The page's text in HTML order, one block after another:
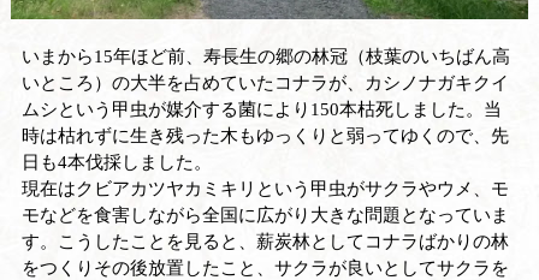
いまから15年ほど前、寿長生の郷の林冠（枝葉のいちばん高
いところ）の大半を占めていたコナラが、カシノナガキクイ
ムシという甲虫が媒介する菌により150本枯死しました。当
時は枯れずに生き残った木もゆっくりと弱ってゆくので、先
日も4本伐採しました。
現在はクビアカツヤカミキリという甲虫がサクラやウメ、モ
モなどを食害しながら全国に広がり大きな問題となっていま
す。こうしたことを見ると、薪炭林としてコナラばかりの林
をつくりその後放置したこと、サクラが良いとしてサクラを